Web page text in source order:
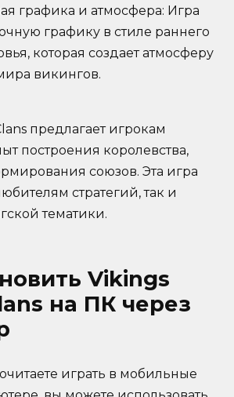
графика и атмосфера: Игра
графику в стиле раннего
которая создает атмосферу
викингов.
предлагает игрокам
построения королевства,
союзов. Эта игра
стратегий, так и
тематики.
Vikings
на ПК через
играть в мобильные